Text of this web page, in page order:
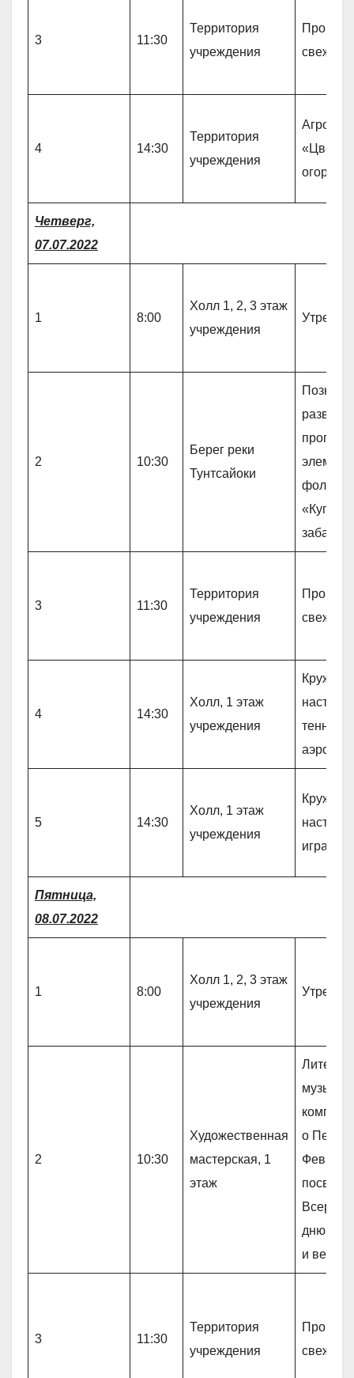
3 11:30
Территория
учреждения
свежем
4 14:30
Территория
учреждения
Агро-
Четверг,
07.07.2022
1 8:00
Холл 1, 2, 3 этаж
учреждения
2 10:30
Берег реки
Тунтсайоки
забавы»
3 11:30
Территория
учреждения
свежем
4 14:30
Холл, 1 этаж
учреждения
Кружок
теннису
5 14:30
Холл, 1 этаж
учреждения
Кружок
играм
Пятница,
08.07.2022
1 8:00
Холл 1, 2, 3 этаж
учреждения
2 10:30
Художественная
мастерская, 1
этаж
о Петре
дню
и
3 11:30
Территория
учреждения
свежем